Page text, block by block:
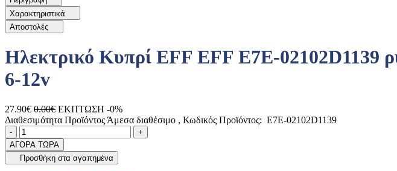
Χαρακτηριστικά
Αποστολές
Ηλεκτρικό Κυπρί EFF EFF E7E-02102D1139
6-12v
27.90€ 0.00€ ΕΚΠΤΩΣΗ -0%
Διαθεσιμότητα Προϊόντος Άμεσα διαθέσιμο , Κωδικός Προϊόντος: E7E-02102D1139
Ποσότητα
-product.increase.quantity +
ΑΓΟΡΑ ΤΩΡΑ
Προσθήκη στα αγαπημένα